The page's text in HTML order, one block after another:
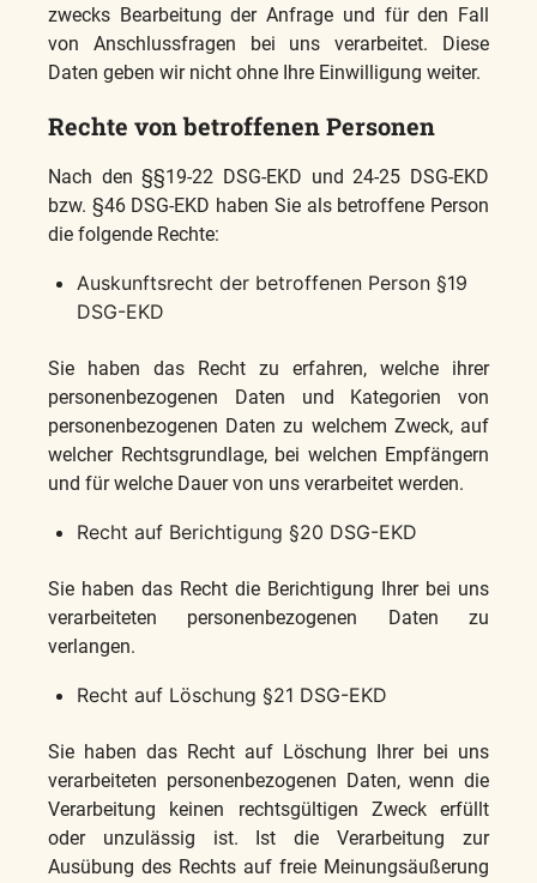
zwecks Bearbeitung der Anfrage und für den Fall
von Anschlussfragen bei uns verarbeitet. Diese
Daten geben wir nicht ohne Ihre Einwilligung weiter.
Rechte von betroffenen Personen
Nach den §§19-22 DSG-EKD und 24-25 DSG-EKD
bzw. §46 DSG-EKD haben Sie als betroffene Person
die folgende Rechte:
Auskunftsrecht der betroffenen Person §19
DSG-EKD
Sie haben das Recht zu erfahren, welche ihrer
personenbezogenen Daten und Kategorien von
personenbezogenen Daten zu welchem Zweck, auf
welcher Rechtsgrundlage, bei welchen Empfängern
und für welche Dauer von uns verarbeitet werden.
Recht auf Berichtigung §20 DSG-EKD
Sie haben das Recht die Berichtigung Ihrer bei uns
verarbeiteten personenbezogenen Daten zu
verlangen.
Recht auf Löschung §21 DSG-EKD
Sie haben das Recht auf Löschung Ihrer bei uns
verarbeiteten personenbezogenen Daten, wenn die
Verarbeitung keinen rechtsgültigen Zweck erfüllt
oder unzulässig ist. Ist die Verarbeitung zur
Ausübung des Rechts auf freie Meinungsäußerung